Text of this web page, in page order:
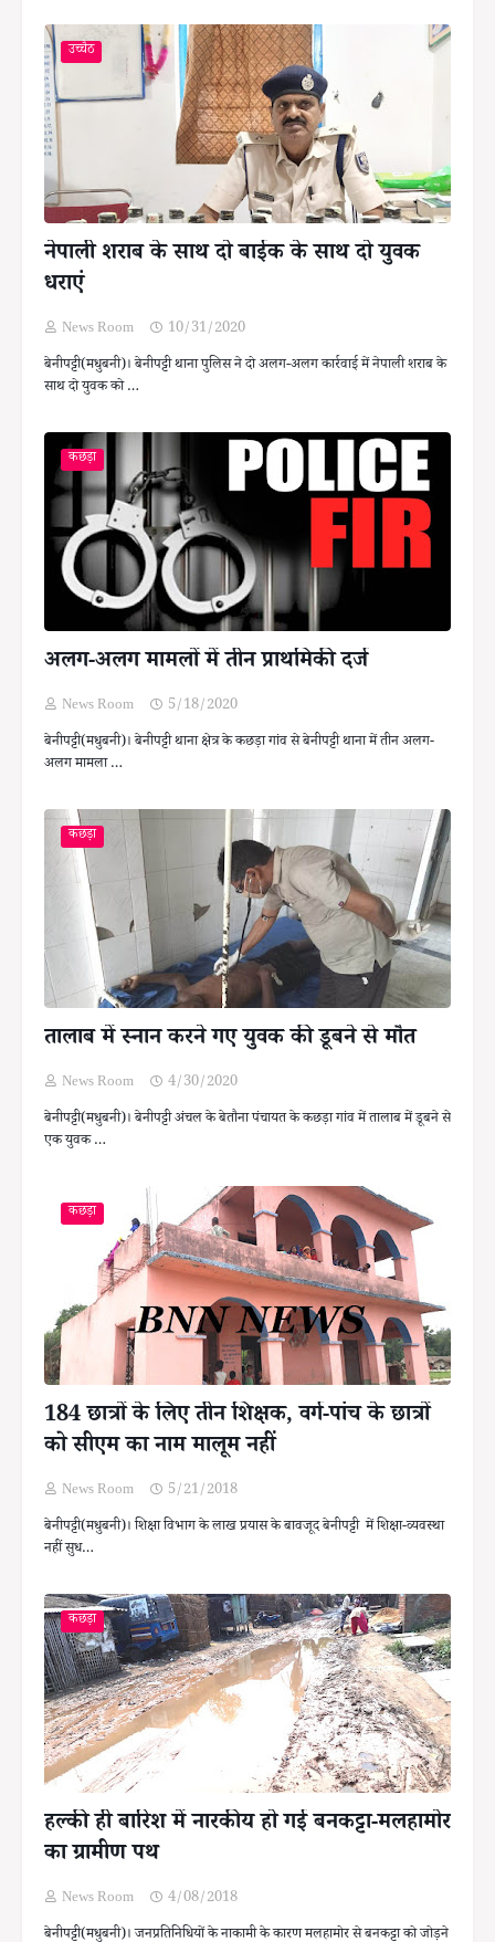
उच्चैठ
नेपाली शराब के साथ दो बाईक के साथ दो युवक
धराएं
News Room
10/31/2020
बेनीपट्टी(मधुबनी)। बेनीपट्टी थाना पुलिस ने दो अलग-अलग कार्रवाई में नेपाली शराब के
साथ दो युवक को …
कछड़ा
अलग-अलग मामलों में तीन प्राथमिकी दर्ज
News Room
5/18/2020
बेनीपट्टी(मधुबनी)। बेनीपट्टी थाना क्षेत्र के कछड़ा गांव से बेनीपट्टी थाना में तीन अलग-
अलग मामला …
कछड़ा
तालाब में स्नान करने गए युवक की डूबने से मौत
News Room
4/30/2020
बेनीपट्टी(मधुबनी)। बेनीपट्टी अंचल के बेतौना पंचायत के कछड़ा गांव में तालाब में डूबने से
एक युवक …
कछड़ा
184 छात्रों के लिए तीन शिक्षक, वर्ग-पांच के छात्रों
को सीएम का नाम मालूम नहीं
News Room
5/21/2018
बेनीपट्टी(मधुबनी)। शिक्षा विभाग के लाख प्रयास के बावजूद बेनीपट्टी में शिक्षा-व्यवस्था
नहीं सुध…
कछड़ा
हल्की ही बारिश में नारकीय हो गई बनकट्टा-मलहामोर
का ग्रामीण पथ
News Room
4/08/2018
बेनीपट्टी(मधुबनी)। जनप्रतिनिधियों के नाकामी के कारण मलहामोर से बनकट्टा को जोड़ने